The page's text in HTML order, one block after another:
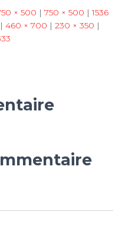
× 500 | 750 × 500 | 1536
| 460 × 700 | 230 × 350 |